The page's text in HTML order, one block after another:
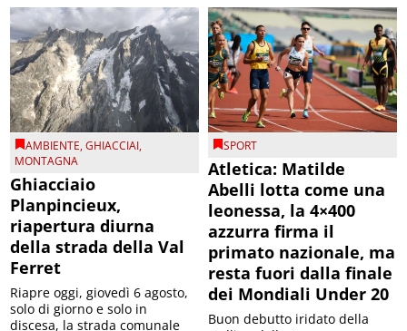
AMBIENTE,GHIACCIAI,
MONTAGNA
Ghiacciaio
Planpincieux,
riapertura diurna
della strada della Val
Ferret
Riapre oggi, giovedì 6 agosto,
solo di giorno e solo in
discesa, la strada comunale
SPORT
Atletica: Matilde
Abelli lotta come una
leonessa, la 4×400
azzurra firma il
primato nazionale, ma
resta fuori dalla finale
dei Mondiali Under 20
Buon debutto iridato della